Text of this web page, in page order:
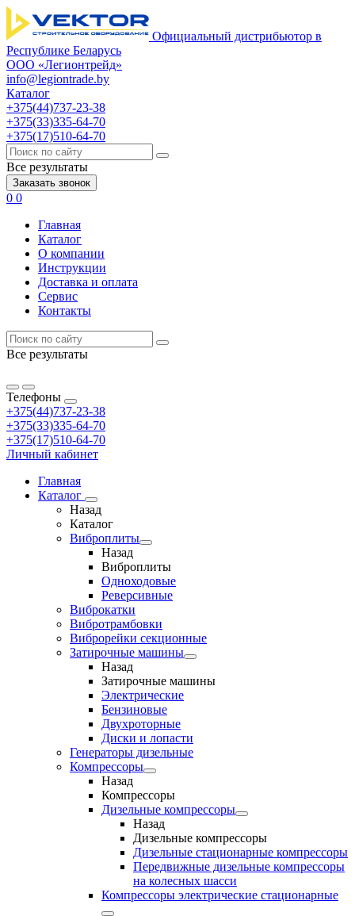
Официальный дистрибьютор в
Республике Беларусь
ООО «Легионтрейд»
info@legiontrade.by
Каталог
+375(44)737-23-38
+375(33)335-64-70
+375(17)510-64-70
Все результаты
Заказать звонок
0 0
Главная
Каталог
О компании
Инструкции
Доставка и оплата
Сервис
Контакты
Все результаты
Телефоны
+375(44)737-23-38
+375(33)335-64-70
+375(17)510-64-70
Личный кабинет
Главная
Каталог
Назад
Каталог
Виброплиты
Назад
Виброплиты
Одноходовые
Реверсивные
Виброкатки
Вибротрамбовки
Виброрейки секционные
Затирочные машины
Назад
Затирочные машины
Электрические
Бензиновые
Двухроторные
Диски и лопасти
Генераторы дизельные
Компрессоры
Назад
Компрессоры
Дизельные компрессоры
Назад
Дизельные компрессоры
Дизельные стационарные компрессоры
Передвижные дизельные компрессоры
на колесных шасси
Компрессоры электрические стационарные